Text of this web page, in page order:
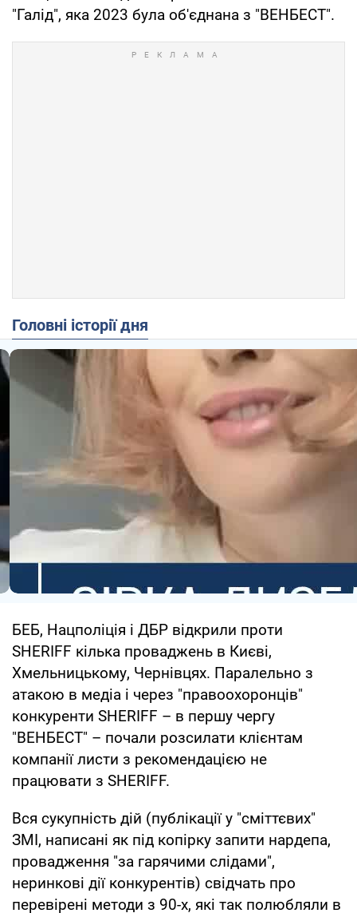
"Галід", яка 2023 була об'єднана з "ВЕНБЕСТ".
Головні історії дня
БЕБ, Нацполіція і ДБР відкрили проти
SHERIFF кілька проваджень в Києві,
Хмельницькому, Чернівцях. Паралельно з
атакою в медіа і через "правоохоронців"
конкуренти SHERIFF – в першу чергу
"ВЕНБЕСТ" – почали розсилати клієнтам
компанії листи з рекомендацією не
працювати з SHERIFF.
Вся сукупність дій (публікації у "сміттєвих"
ЗМІ, написані як під копірку запити нардепа,
провадження "за гарячими слідами",
неринкові дії конкурентів) свідчать про
перевірені методи з 90-х, які так полюбляли в